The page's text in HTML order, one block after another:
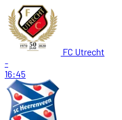
FC Utrecht
-
16:45